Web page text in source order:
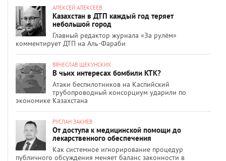
АЛЕКСЕЙ АЛЕКСЕЕВ
Казахстан в ДТП каждый год теряет
небольшой город
Главный редактор журнала «За рулём»
комментирует ДТП на Аль-Фараби
ВЯЧЕСЛАВ ЩЕКУНСКИХ
В чьих интересах бомбили КТК?
Атаки беспилотников на Каспийский
трубопроводный консорциум ударили по
экономике Казахстана
РУСЛАН ЗАКИЕВ
От доступа к медицинской помощи до
лекарственного обеспечения
Как системное игнорирование процедур
публичного обсуждения меняет баланс законности в